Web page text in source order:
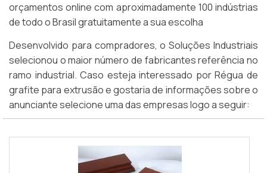
orçamentos online com aproximadamente 100 indústrias
de todo o Brasil gratuitamente a sua escolha
Desenvolvido para compradores, o Soluções Industriais
selecionou o maior número de fabricantes referência no
ramo industrial. Caso esteja interessado por Régua de
grafite para extrusão e gostaria de informações sobre o
anunciante selecione uma das empresas logo a seguir: